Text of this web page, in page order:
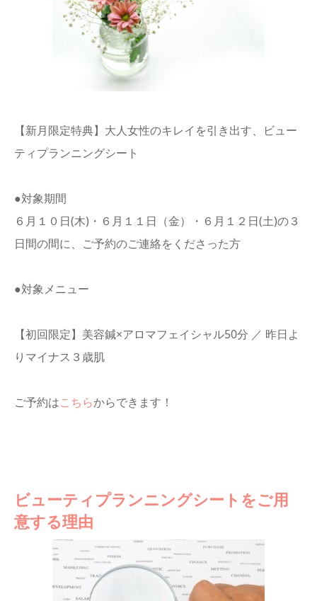
【新月限定特典】大人女性のキレイを引き出す、ビュー
ティプランニングシート
●対象期間
６月１０日(木)・６月１１日（金）・６月１２日(土)の３
日間の間に、ご予約のご連絡をくださった方
●対象メニュー
【初回限定】美容鍼×アロマフェイシャル50分 ／ 昨日よ
りマイナス３歳肌
ご予約はこちらからできます！
ビューティプランニングシートをご用
意する理由